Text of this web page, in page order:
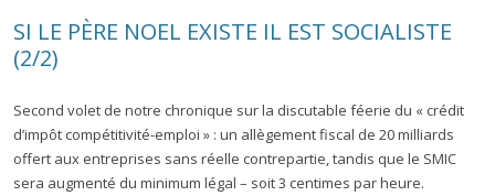
SI LE PÈRE NOEL EXISTE IL EST SOCIALISTE
(2/2)
Second volet de notre chronique sur la discutable féerie du « crédit
d’impôt compétitivité-emploi » : un allègement fiscal de 20 milliards
offert aux entreprises sans réelle contrepartie, tandis que le SMIC
sera augmenté du minimum légal – soit 3 centimes par heure.